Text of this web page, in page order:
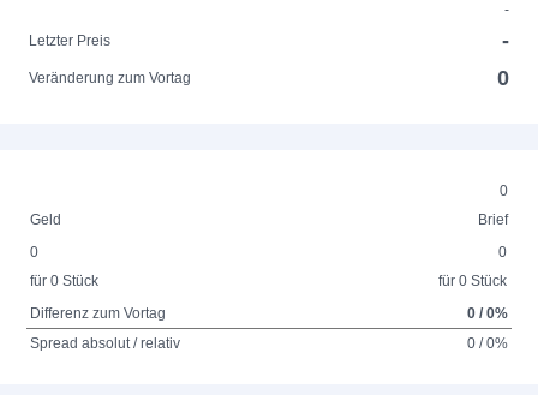
-
Letzter Preis
-
Veränderung zum Vortag 0
0
Geld
Brief
0
für 0 Stück
0
für 0 Stück
Differenz zum Vortag
0 / 0%
Spread absolut / relativ
0 / 0%